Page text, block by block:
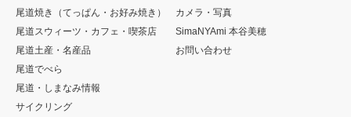
尾道焼き（てっぱん・お好み焼き）
尾道スウィーツ・カフェ・喫茶店
尾道土産・名産品
尾道でべら
尾道・しまなみ情報
サイクリング
カメラ・写真
SimaNYAmi 本谷美穂
お問い合わせ